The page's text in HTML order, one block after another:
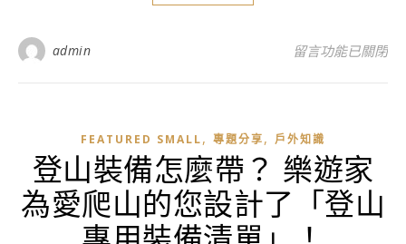
admin 在〈源起於1947
留言功能已關閉
FEATURED SMALL, 專題分享, 戶外知識
登山裝備怎麼帶？ 樂遊家
為愛爬山的您設計了「登山